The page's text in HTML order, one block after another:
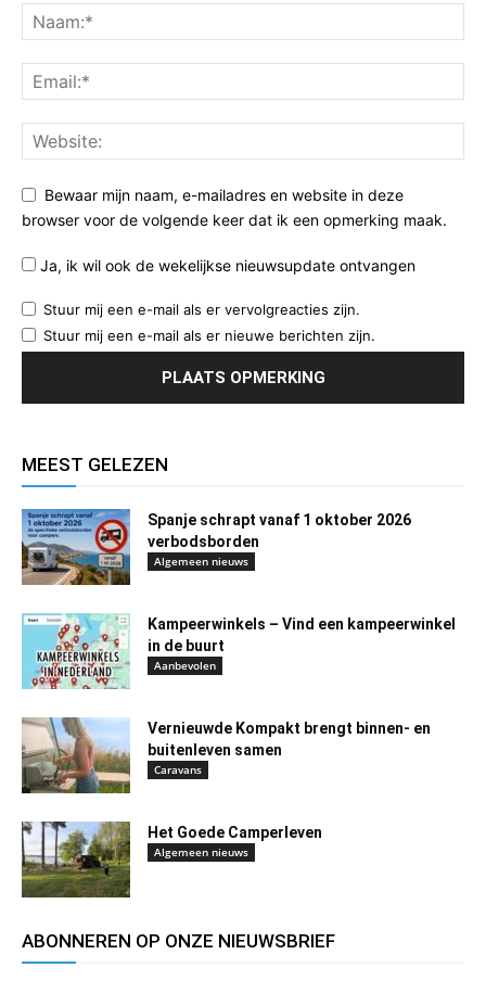
Bewaar mijn naam, e-mailadres en website in deze
browser voor de volgende keer dat ik een opmerking maak.
Ja, ik wil ook de wekelijkse nieuwsupdate ontvangen
Stuur mij een e-mail als er vervolgreacties zijn.
Stuur mij een e-mail als er nieuwe berichten zijn.
MEEST GELEZEN
Spanje schrapt vanaf 1 oktober 2026
verbodsborden
Algemeen nieuws
Kampeerwinkels – Vind een kampeerwinkel
in de buurt
Aanbevolen
Vernieuwde Kompakt brengt binnen- en
buitenleven samen
Caravans
Het Goede Camperleven
Algemeen nieuws
ABONNEREN OP ONZE NIEUWSBRIEF